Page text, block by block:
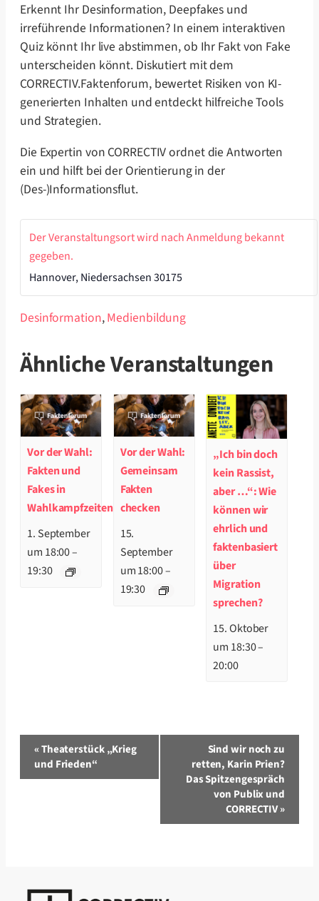
Erkennt Ihr Desinformation, Deepfakes und
irreführende Informationen? In einem interaktiven
Quiz könnt Ihr live abstimmen, ob Ihr Fakt von Fake
unterscheiden könnt. Diskutiert mit dem
CORRECTIV.Faktenforum, bewertet Risiken von KI-
generierten Inhalten und entdeckt hilfreiche Tools
und Strategien.
Die Expertin von CORRECTIV ordnet die Antworten
ein und hilft bei der Orientierung in der
(Des-)Informationsflut.
Der Veranstaltungsort wird nach Anmeldung bekannt
gegeben.
Hannover,Niedersachsen30175
Desinformation,Medienbildung
Ähnliche Veranstaltungen
Vor der Wahl:
Fakten und
Fakes in
Wahlkampfzeiten
1. September
um 18:00–
19:30
Vor der Wahl:
Gemeinsam
Fakten
checken
15.
September
um 18:00–
19:30
„Ich bin doch
kein Rassist,
aber …“: Wie
können wir
ehrlich und
faktenbasiert
über
Migration
sprechen?
15. Oktober
um 18:30–
20:00
Veranstaltung-
Navigation
«Theaterstück „Krieg
und Frieden“
Sind wir noch zu
retten, Karin Prien?
Das Spitzengespräch
von Publix und
CORRECTIV»